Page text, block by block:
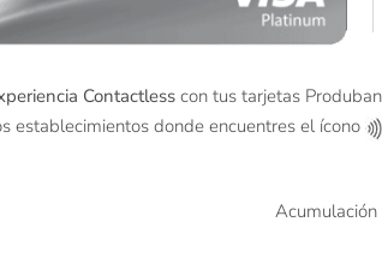
Contactless con tus tarjetas
establecimientos donde encuentres el ícono